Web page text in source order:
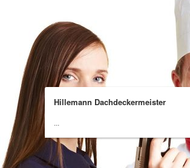
Hillemann Dachdeckermeister
...